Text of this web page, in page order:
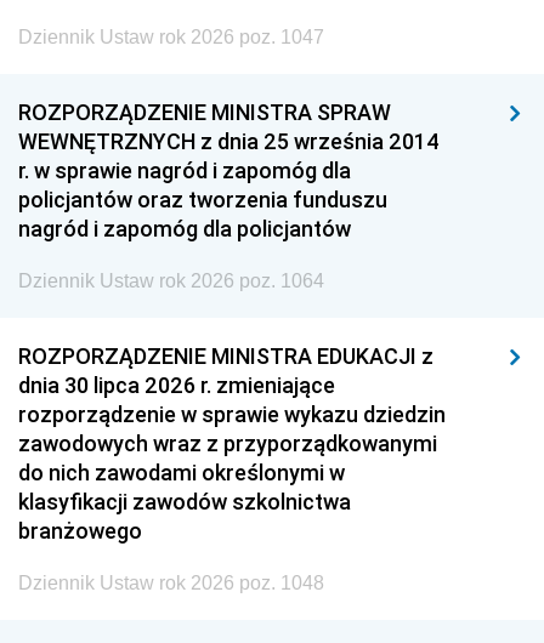
Dziennik Ustaw rok 2026 poz. 1047
ROZPORZĄDZENIE MINISTRA SPRAW
WEWNĘTRZNYCH z dnia 25 września 2014
r. w sprawie nagród i zapomóg dla
policjantów oraz tworzenia funduszu
nagród i zapomóg dla policjantów
Dziennik Ustaw rok 2026 poz. 1064
ROZPORZĄDZENIE MINISTRA EDUKACJI z
dnia 30 lipca 2026 r. zmieniające
rozporządzenie w sprawie wykazu dziedzin
zawodowych wraz z przyporządkowanymi
do nich zawodami określonymi w
klasyfikacji zawodów szkolnictwa
branżowego
Dziennik Ustaw rok 2026 poz. 1048